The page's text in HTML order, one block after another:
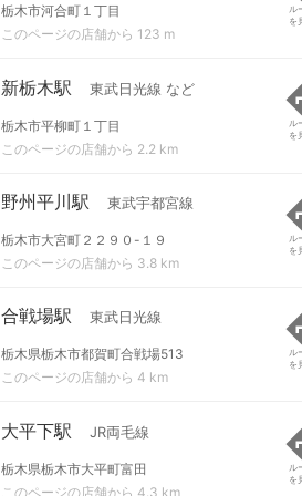
栃木市河合町１丁目
このページの店舗から 123 m
ル
を
新栃木駅 東武日光線 など
栃木市平柳町１丁目
このページの店舗から 2.2 km
ル
を
野州平川駅 東武宇都宮線
栃木市大宮町２２９０-１９
このページの店舗から 3.8 km
ル
を
合戦場駅 東武日光線
栃木県栃木市都賀町合戦場513
このページの店舗から 4 km
ル
を
大平下駅 JR両毛線
栃木県栃木市大平町富田
このページの店舗から 4.3 km
ル
を